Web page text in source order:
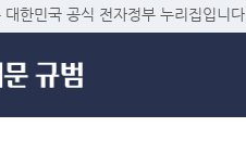
대한민국 공식 전자정부 누리집입니다.